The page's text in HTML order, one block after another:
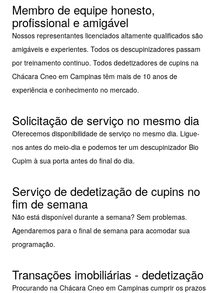
Membro de equipe honesto,
profissional e amigável
Nossos representantes licenciados altamente qualificados são
amigáveis e experientes. Todos os descupinizadores passam
por treinamento continuo. Todos dedetizadores de cupins na
Chácara Cneo em Campinas têm mais de 10 anos de
experiência e conhecimento no mercado.
Solicitação de serviço no mesmo dia
Oferecemos disponibilidade de serviço no mesmo dia. Ligue-
nos antes do meio-dia e podemos ter um descupinizador Bio
Cupim à sua porta antes do final do dia.
Serviço de dedetização de cupins no
fim de semana
Não está disponível durante a semana? Sem problemas.
Agendaremos para o final de semana para acomodar sua
programação.
Transações imobiliárias - dedetização
Procurando na Chácara Cneo em Campinas cumprir os prazos